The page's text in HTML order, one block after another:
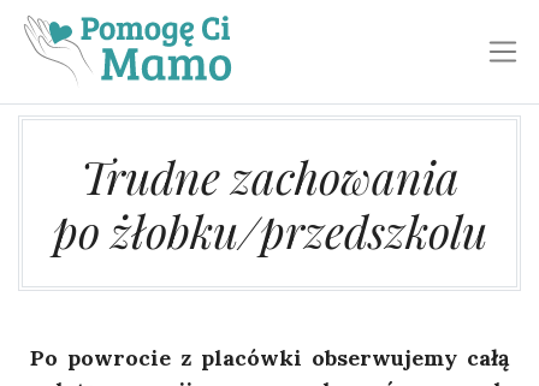
Trudne zachowania
po żłobku/przedszkolu
Po powrocie z placówki obserwujemy całą